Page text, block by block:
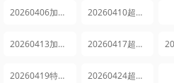
20260406加更版 20260410超前探班
20260413加更版 20260417超前探班
20260419特别企划 20260424超前探班